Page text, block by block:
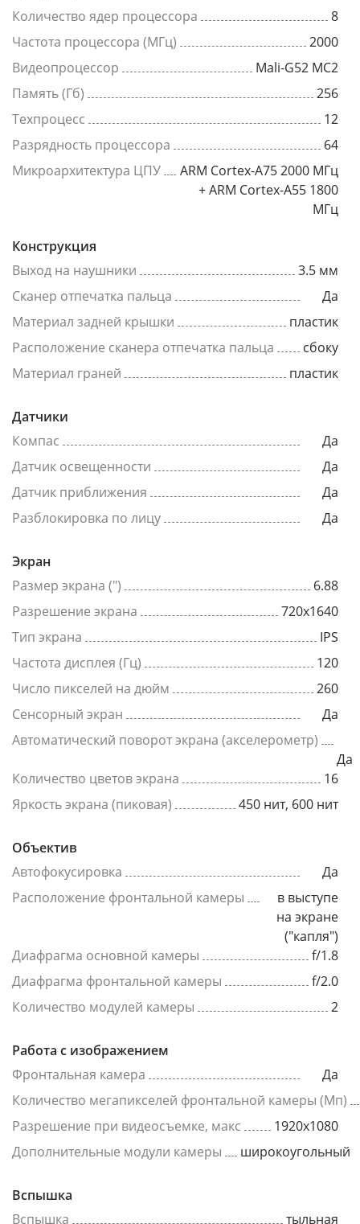
Количество ядер процессора
8
Частота процессора (МГц)
2000
Видеопроцессор
Mali-G52 MC2
Память (Гб)
256
Техпроцесс
12
Разрядность процессора
64
Микроархитектура ЦПУ
ARM Cortex-A75 2000 МГц
+ ARM Cortex-A55 1800
МГц
Конструкция
Выход на наушники
3.5 мм
Сканер отпечатка пальца
Да
Материал задней крышки
пластик
Расположение сканера отпечатка пальца
сбоку
Материал граней
пластик
Датчики
Компас
Да
Датчик освещенности
Да
Датчик приближения
Да
Разблокировка по лицу
Да
Экран
Размер экрана (")
6.88
Разрешение экрана
720x1640
Тип экрана
IPS
Частота дисплея (Гц)
120
Число пикселей на дюйм
260
Сенсорный экран
Да
Автоматический поворот экрана (акселерометр)
Да
Количество цветов экрана
16
Яркость экрана (пиковая)
450 нит, 600 нит
Объектив
Автофокусировка
Да
Расположение фронтальной камеры
в выступе
на экране
("капля")
Диафрагма основной камеры
f/1.8
Диафрагма фронтальной камеры
f/2.0
Количество модулей камеры
2
Работа с изображением
Фронтальная камера
Да
Количество мегапикселей фронтальной камеры (Мп)
Разрешение при видеосъемке, макс
1920x1080
Дополнительные модули камеры
широкоугольный
Вспышка
Вспышка
тыльная